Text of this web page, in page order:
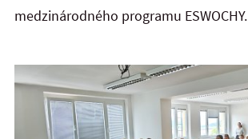
medzinárodného programu ESWOCHY.